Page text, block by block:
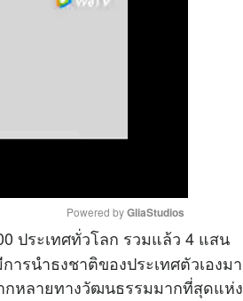
M
u
Powered by GliaStudios
ประเทศทั่วโลก รวมแล้ว 4 แสน
รนำธงชาติของประเทศตัวเองมา
กหลายทางวัฒนธรรมมากที่สุดแห่ง